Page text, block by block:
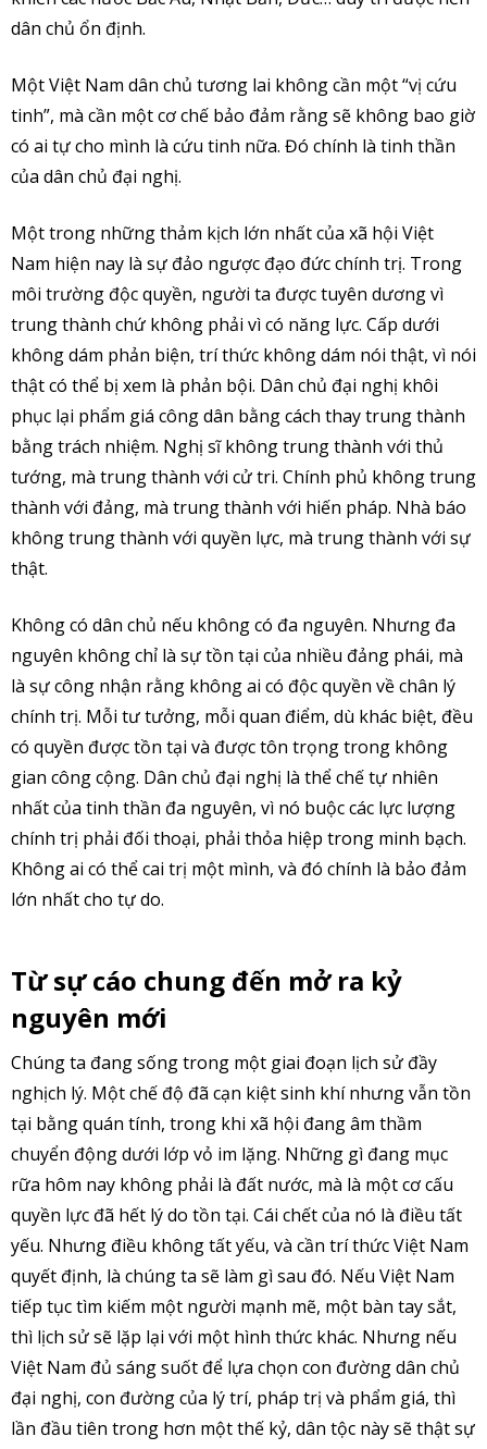
dân chủ ổn định.
Một Việt Nam dân chủ tương lai không cần một “vị cứu
tinh”, mà cần một cơ chế bảo đảm rằng sẽ không bao giờ
có ai tự cho mình là cứu tinh nữa. Đó chính là tinh thần
của dân chủ đại nghị.
Một trong những thảm kịch lớn nhất của xã hội Việt
Nam hiện nay là sự đảo ngược đạo đức chính trị. Trong
môi trường độc quyền, người ta được tuyên dương vì
trung thành chứ không phải vì có năng lực. Cấp dưới
không dám phản biện, trí thức không dám nói thật, vì nói
thật có thể bị xem là phản bội. Dân chủ đại nghị khôi
phục lại phẩm giá công dân bằng cách thay trung thành
bằng trách nhiệm. Nghị sĩ không trung thành với thủ
tướng, mà trung thành với cử tri. Chính phủ không trung
thành với đảng, mà trung thành với hiến pháp. Nhà báo
không trung thành với quyền lực, mà trung thành với sự
thật.
Không có dân chủ nếu không có đa nguyên. Nhưng đa
nguyên không chỉ là sự tồn tại của nhiều đảng phái, mà
là sự công nhận rằng không ai có độc quyền về chân lý
chính trị. Mỗi tư tưởng, mỗi quan điểm, dù khác biệt, đều
có quyền được tồn tại và được tôn trọng trong không
gian công cộng. Dân chủ đại nghị là thể chế tự nhiên
nhất của tinh thần đa nguyên, vì nó buộc các lực lượng
chính trị phải đối thoại, phải thỏa hiệp trong minh bạch.
Không ai có thể cai trị một mình, và đó chính là bảo đảm
lớn nhất cho tự do.
Từ sự cáo chung đến mở ra kỷ
nguyên mới
Chúng ta đang sống trong một giai đoạn lịch sử đầy
nghịch lý. Một chế độ đã cạn kiệt sinh khí nhưng vẫn tồn
tại bằng quán tính, trong khi xã hội đang âm thầm
chuyển động dưới lớp vỏ im lặng. Những gì đang mục
rữa hôm nay không phải là đất nước, mà là một cơ cấu
quyền lực đã hết lý do tồn tại. Cái chết của nó là điều tất
yếu. Nhưng điều không tất yếu, và cần trí thức Việt Nam
quyết định, là chúng ta sẽ làm gì sau đó. Nếu Việt Nam
tiếp tục tìm kiếm một người mạnh mẽ, một bàn tay sắt,
thì lịch sử sẽ lặp lại với một hình thức khác. Nhưng nếu
Việt Nam đủ sáng suốt để lựa chọn con đường dân chủ
đại nghị, con đường của lý trí, pháp trị và phẩm giá, thì
lần đầu tiên trong hơn một thế kỷ, dân tộc này sẽ thật sự